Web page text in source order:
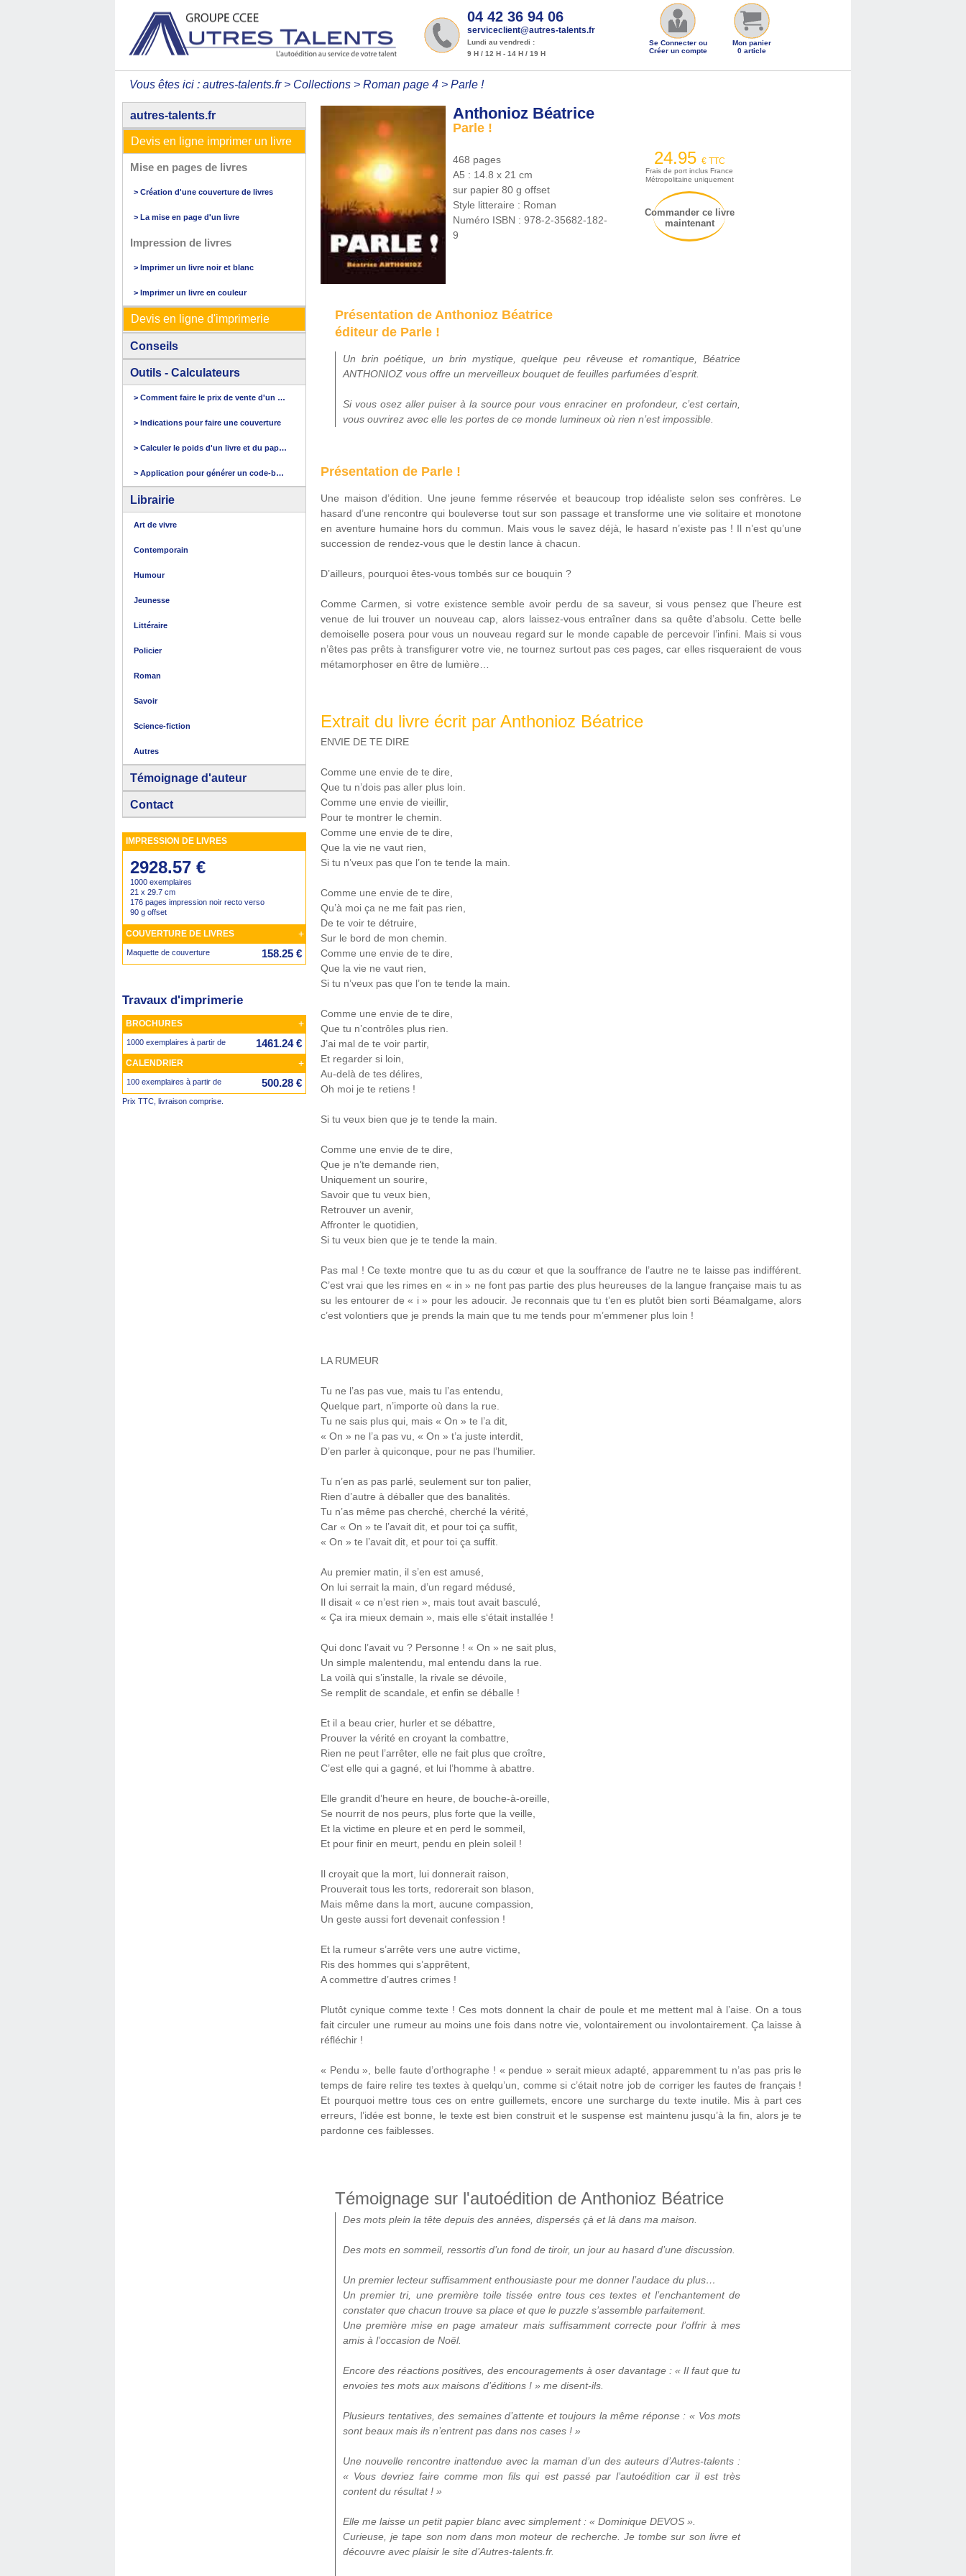
04 42 36 94 06
serviceclient@autres-talents.fr
Lundi au vendredi :
9 H / 12 H - 14 H / 19 H
Se Connecter ou
Créer un compte
Mon panier
0 article
Vous êtes ici : autres-talents.fr> Collections > Roman page 4 > Parle !
autres-talents.fr
Devis en ligne imprimer un livre
Mise en pages de livres
> Création d'une couverture de livres
> La mise en page d'un livre
Impression de livres
> Imprimer un livre noir et blanc
> Imprimer un livre en couleur
Devis en ligne d'imprimerie
Conseils
Outils - Calculateurs
> Comment faire le prix de vente d'un livre
> Indications pour faire une couverture
> Calculer le poids d'un livre et du papier
> Application pour générer un code-barres
Librairie
Art de vivre
Contemporain
Humour
Jeunesse
Littéraire
Policier
Roman
Savoir
Science-fiction
Autres
Témoignage d'auteur
Contact
IMPRESSION DE LIVRES
2928.57 €
1000 exemplaires
21 x 29.7 cm
176 pages impression noir recto verso
90 g offset
COUVERTURE DE LIVRES +
Maquette de couverture 158.25 €
Travaux d'imprimerie
BROCHURES +
1000 exemplaires à partir de 1461.24 €
CALENDRIER +
100 exemplaires à partir de 500.28 €
Prix TTC, livraison comprise.
Anthonioz Béatrice
Parle !
468 pages
A5 : 14.8 x 21 cm
sur papier 80 g offset
Style litteraire : Roman
Numéro ISBN :978-2-35682-182-
9
24.95 € TTC
Frais de port inclus France
Métropolitaine uniquement
Commander ce livre
maintenant
Présentation de Anthonioz Béatrice
éditeur de Parle !
Un brin poétique, un brin mystique, quelque peu rêveuse et romantique, Béatrice
ANTHONIOZ vous offre un merveilleux bouquet de feuilles parfumées d’esprit.
Si vous osez aller puiser à la source pour vous enraciner en profondeur, c’est certain,
vous ouvrirez avec elle les portes de ce monde lumineux où rien n’est impossible.
Présentation de Parle !
Une maison d’édition. Une jeune femme réservée et beaucoup trop idéaliste selon ses confrères. Le
hasard d’une rencontre qui bouleverse tout sur son passage et transforme une vie solitaire et monotone
en aventure humaine hors du commun. Mais vous le savez déjà, le hasard n’existe pas ! Il n’est qu’une
succession de rendez-vous que le destin lance à chacun.
D’ailleurs, pourquoi êtes-vous tombés sur ce bouquin ?
Comme Carmen, si votre existence semble avoir perdu de sa saveur, si vous pensez que l’heure est
venue de lui trouver un nouveau cap, alors laissez-vous entraîner dans sa quête d’absolu. Cette belle
demoiselle posera pour vous un nouveau regard sur le monde capable de percevoir l’infini. Mais si vous
n’êtes pas prêts à transfigurer votre vie, ne tournez surtout pas ces pages, car elles risqueraient de vous
métamorphoser en être de lumière…
Extrait du livre écrit par Anthonioz Béatrice
ENVIE DE TE DIRE
Comme une envie de te dire,
Que tu n’dois pas aller plus loin.
Comme une envie de vieillir,
Pour te montrer le chemin.
Comme une envie de te dire,
Que la vie ne vaut rien,
Si tu n’veux pas que l’on te tende la main.
Comme une envie de te dire,
Qu’à moi ça ne me fait pas rien,
De te voir te détruire,
Sur le bord de mon chemin.
Comme une envie de te dire,
Que la vie ne vaut rien,
Si tu n’veux pas que l’on te tende la main.
Comme une envie de te dire,
Que tu n’contrôles plus rien.
J’ai mal de te voir partir,
Et regarder si loin,
Au-delà de tes délires,
Oh moi je te retiens !
Si tu veux bien que je te tende la main.
Comme une envie de te dire,
Que je n’te demande rien,
Uniquement un sourire,
Savoir que tu veux bien,
Retrouver un avenir,
Affronter le quotidien,
Si tu veux bien que je te tende la main.
Pas mal ! Ce texte montre que tu as du cœur et que la souffrance de l’autre ne te laisse pas indifférent.
C’est vrai que les rimes en « in » ne font pas partie des plus heureuses de la langue française mais tu as
su les entourer de « i » pour les adoucir. Je reconnais que tu t’en es plutôt bien sorti Béamalgame, alors
c’est volontiers que je prends la main que tu me tends pour m’emmener plus loin !
LA RUMEUR
Tu ne l’as pas vue, mais tu l’as entendu,
Quelque part, n’importe où dans la rue.
Tu ne sais plus qui, mais « On » te l’a dit,
« On » ne l’a pas vu, « On » t’a juste interdit,
D’en parler à quiconque, pour ne pas l’humilier.
Tu n’en as pas parlé, seulement sur ton palier,
Rien d’autre à déballer que des banalités.
Tu n’as même pas cherché, cherché la vérité,
Car « On » te l’avait dit, et pour toi ça suffit,
« On » te l’avait dit, et pour toi ça suffit.
Au premier matin, il s’en est amusé,
On lui serrait la main, d’un regard médusé,
Il disait « ce n’est rien », mais tout avait basculé,
« Ça ira mieux demain », mais elle s‘était installée !
Qui donc l’avait vu ? Personne ! « On » ne sait plus,
Un simple malentendu, mal entendu dans la rue.
La voilà qui s’installe, la rivale se dévoile,
Se remplit de scandale, et enfin se déballe !
Et il a beau crier, hurler et se débattre,
Prouver la vérité en croyant la combattre,
Rien ne peut l’arrêter, elle ne fait plus que croître,
C’est elle qui a gagné, et lui l’homme à abattre.
Elle grandit d’heure en heure, de bouche-à-oreille,
Se nourrit de nos peurs, plus forte que la veille,
Et la victime en pleure et en perd le sommeil,
Et pour finir en meurt, pendu en plein soleil !
Il croyait que la mort, lui donnerait raison,
Prouverait tous les torts, redorerait son blason,
Mais même dans la mort, aucune compassion,
Un geste aussi fort devenait confession !
Et la rumeur s’arrête vers une autre victime,
Ris des hommes qui s’apprêtent,
A commettre d’autres crimes !
Plutôt cynique comme texte ! Ces mots donnent la chair de poule et me mettent mal à l’aise. On a tous
fait circuler une rumeur au moins une fois dans notre vie, volontairement ou involontairement. Ça laisse à
réfléchir !
« Pendu », belle faute d’orthographe ! « pendue » serait mieux adapté, apparemment tu n’as pas pris le
temps de faire relire tes textes à quelqu’un, comme si c’était notre job de corriger les fautes de français !
Et pourquoi mettre tous ces on entre guillemets, encore une surcharge du texte inutile. Mis à part ces
erreurs, l’idée est bonne, le texte est bien construit et le suspense est maintenu jusqu’à la fin, alors je te
pardonne ces faiblesses.
Témoignage sur l'autoédition de Anthonioz Béatrice
Des mots plein la tête depuis des années, dispersés çà et là dans ma maison.
Des mots en sommeil, ressortis d’un fond de tiroir, un jour au hasard d’une discussion.
Un premier lecteur suffisamment enthousiaste pour me donner l’audace du plus…
Un premier tri, une première toile tissée entre tous ces textes et l’enchantement de
constater que chacun trouve sa place et que le puzzle s’assemble parfaitement.
Une première mise en page amateur mais suffisamment correcte pour l’offrir à mes
amis à l’occasion de Noël.
Encore des réactions positives, des encouragements à oser davantage : « Il faut que tu
envoies tes mots aux maisons d’éditions ! » me disent-ils.
Plusieurs tentatives, des semaines d’attente et toujours la même réponse : « Vos mots
sont beaux mais ils n’entrent pas dans nos cases ! »
Une nouvelle rencontre inattendue avec la maman d’un des auteurs d’Autres-talents :
« Vous devriez faire comme mon fils qui est passé par l’autoédition car il est très
content du résultat ! »
Elle me laisse un petit papier blanc avec simplement : « Dominique DEVOS ».
Curieuse, je tape son nom dans mon moteur de recherche. Je tombe sur son livre et
découvre avec plaisir le site d’Autres-talents.fr.